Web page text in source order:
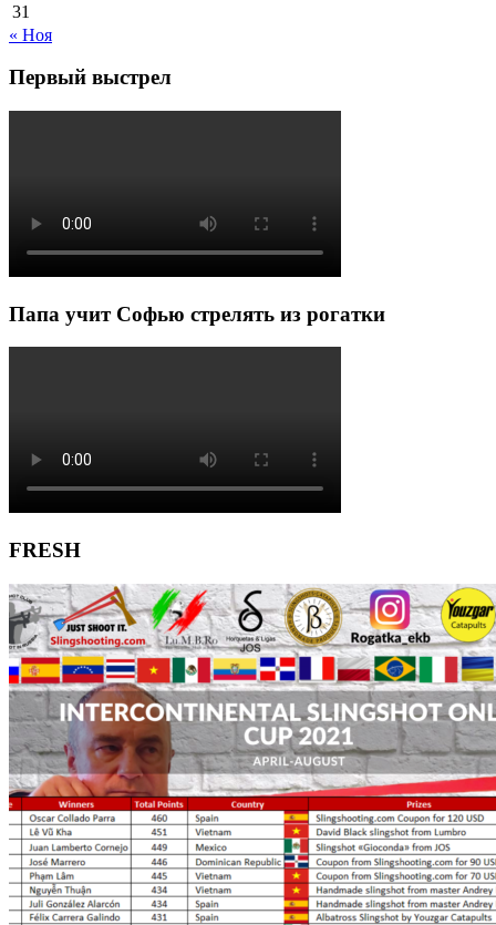
31
« Ноя
Первый выстрел
Папа учит Софью стрелять из рогатки
FRESH